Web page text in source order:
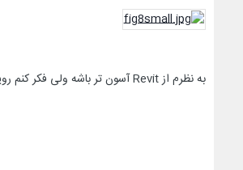
به نظرم از Revit آسون تر باشه ولی فکر کنم رویت بهتره